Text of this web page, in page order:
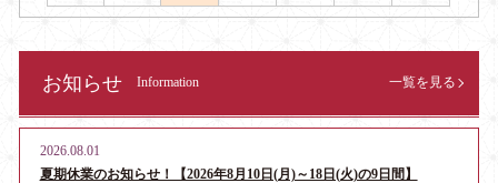
お知らせ Information 一覧を見る
2026.08.01
夏期休業のお知らせ！【2026年8月10日(月)～18日(火)の9日間】